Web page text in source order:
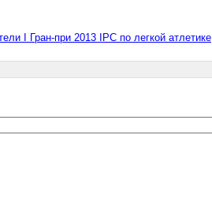
I Гран-при 2013 IPC по легкой атлетике